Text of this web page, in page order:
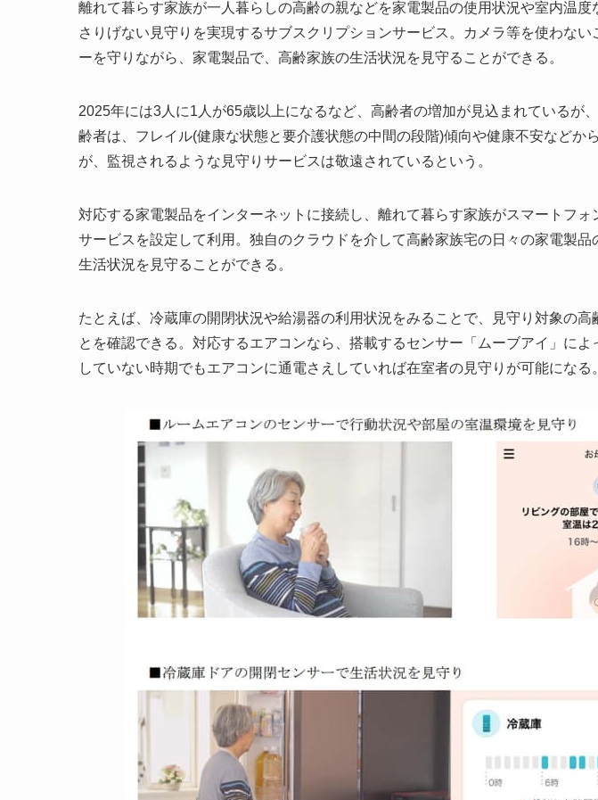
離れて暮らす家族が一人暮らしの高齢の親などを家電製品の使用状況や室内温度
さりげない見守りを実現するサブスクリプションサービス。カメラ等を使わな
ーを守りながら、家電製品で、高齢家族の生活状況を見守ることができる。
2025年には3人に1人が65歳以上になるなど、高齢者の増加が見込まれているが
齢者は、フレイル(健康な状態と要介護状態の中間の段階)傾向や健康不安などか
が、監視されるような見守りサービスは敬遠されているという。
対応する家電製品をインターネットに接続し、離れて暮らす家族がスマートフォ
サービスを設定して利用。独自のクラウドを介して高齢家族宅の日々の家電製
生活状況を見守ることができる。
たとえば、冷蔵庫の開閉状況や給湯器の利用状況をみることで、見守り対象の高
とを確認できる。対応するエアコンなら、搭載するセンサー「ムーブアイ」に
していない時期でもエアコンに通電さえしていれば在室者の見守りが可能になる。